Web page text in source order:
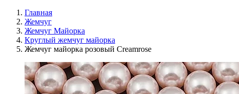
Главная
Жемчуг
Жемчуг Майорка
Круглый жемчуг майорка
Жемчуг майорка розовый Creamrose